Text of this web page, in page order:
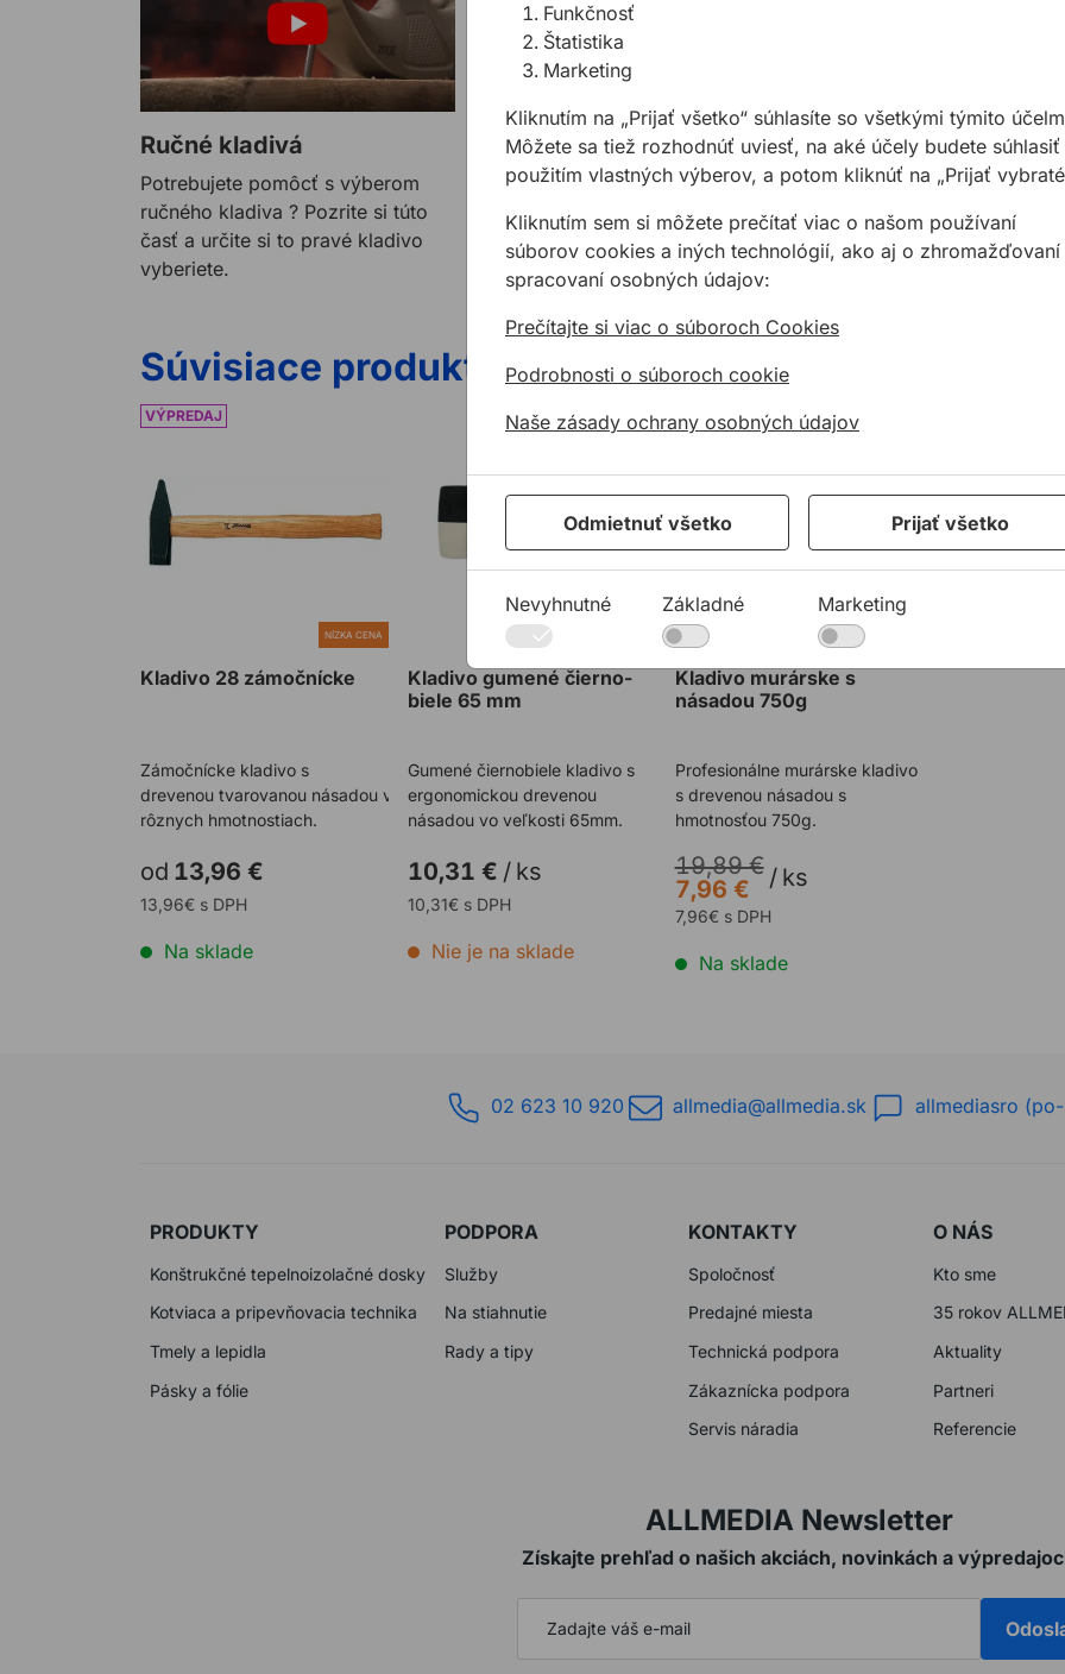
Ručné kladivá
Potrebujete pomôcť s výberom
ručného kladiva ? Pozrite si túto
časť a určite si to pravé kladivo
vyberiete.
Súvisiace produkty
Kladivo 28 zámočnícke
NÍZKA CENA
Kladivo 28 zámočnícke
Zámočnícke kladivo s
drevenou tvarovanou násadou v
rôznych hmotnostiach.
od 13,96 €
13,96€ s DPH
Na sklade
Kladivo gumené čierno-
biele 65 mm
Gumené čiernobiele kladivo s
ergonomickou drevenou
násadou vo veľkosti 65mm.
10,31 € / ks
10,31€ s DPH
Nie je na sklade
Kladivo murárske s
násadou 750g
Profesionálne murárske kladivo
s drevenou násadou s
hmotnosťou 750g.
19,89 €
7,96 €
/ ks
7,96€ s DPH
Na sklade
02 623 10 920 allmedia@allmedia.sk allmediasro
PRODUKTY
Konštrukčné tepelnoizolačné dosky
Kotviaca a pripevňovacia technika
Tmely a lepidla
Pásky a fólie
PODPORA
Služby
Na stiahnutie
Rady a tipy
KONTAKTY
Spoločnosť
Predajné miesta
Technická podpora
Zákaznícka podpora
Servis náradia
O NÁS
Kto sme
35 rokov
Aktuality
Partneri
Referencie
ALLMEDIA Newsletter
Získajte prehľad o našich akciách, novinkách a
Funkčnosť
Štatistika
Marketing
Kliknutím na „Prijať všetko“ súhlasíte so všetkými týmito
Môžete sa tiež rozhodnúť uviesť, na aké účely budete súhlasiť
použitím vlastných výberov, a potom kliknúť na „Prijať
Kliknutím sem si môžete prečítať viac o našom používaní
súborov cookies a iných technológií, ako aj o zhromažďovaní
spracovaní osobných údajov:
Prečítajte si viac o súboroch Cookies
Podrobnosti o súboroch cookie
Naše zásady ochrany osobných údajov
Odmietnuť všetko Prijať všetko
Nevyhnutné Základné Marketing